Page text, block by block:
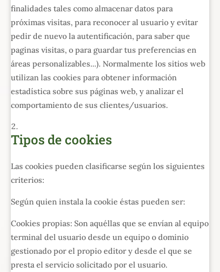
finalidades tales como almacenar datos para
próximas visitas, para reconocer al usuario y evitar
pedir de nuevo la autentificación, para saber que
paginas visitas, o para guardar tus preferencias en
áreas personalizables...). Normalmente los sitios web
utilizan las cookies para obtener información
estadística sobre sus páginas web, y analizar el
comportamiento de sus clientes/usuarios.
Tipos de cookies
Las cookies pueden clasificarse según los siguientes
criterios:
Según quien instala la cookie éstas pueden ser:
Cookies propias: Son aquéllas que se envían al equipo
terminal del usuario desde un equipo o dominio
gestionado por el propio editor y desde el que se
presta el servicio solicitado por el usuario.